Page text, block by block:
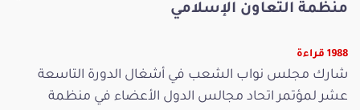
منظمة التعاون الإسلامي
1988 قراءة
شارك مجلس نواب الشعب في أشغال الدورة التاسعة
عشر لمؤتمر اتحاد مجالس الدول الأعضاء في منظمة